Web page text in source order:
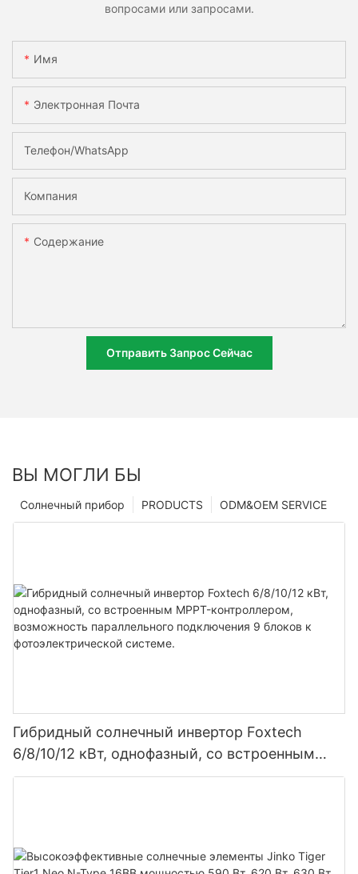
вопросами или запросами.
Имя
Электронная Почта
Телефон/WhatsApp
Компания
Содержание
Отправить Запрос Сейчас
ВЫ МОГЛИ БЫ
ODM&OEM SERVICE
PRODUCTS
Солнечный прибор
Гибридный солнечный инвертор Foxtech
6/8/10/12 кВт, однофазный, со встроенным
MPPT-контроллером, возможность